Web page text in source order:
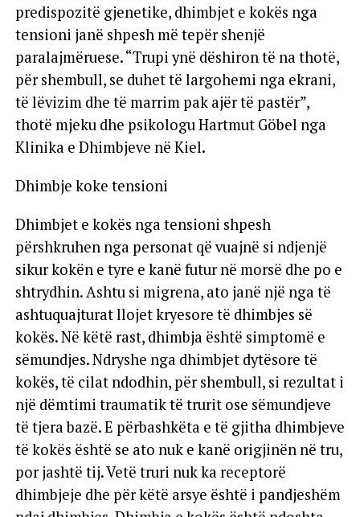
predispozitë gjenetike, dhimbjet e kokës nga
tensioni janë shpesh më tepër shenjë
paralajmëruese. “Trupi ynë dëshiron të na thotë,
për shembull, se duhet të largohemi nga ekrani,
të lëvizim dhe të marrim pak ajër të pastër”,
thotë mjeku dhe psikologu Hartmut Göbel nga
Klinika e Dhimbjeve në Kiel.
Dhimbje koke tensioni
Dhimbjet e kokës nga tensioni shpesh
përshkruhen nga personat që vuajnë si ndjenjë
sikur kokën e tyre e kanë futur në morsë dhe po e
shtrydhin. Ashtu si migrena, ato janë një nga të
ashtuquajturat llojet kryesore të dhimbjes së
kokës. Në këtë rast, dhimbja është simptomë e
sëmundjes. Ndryshe nga dhimbjet dytësore të
kokës, të cilat ndodhin, për shembull, si rezultat i
një dëmtimi traumatik të trurit ose sëmundjeve
të tjera bazë. E përbashkëta e të gjitha dhimbjeve
të kokës është se ato nuk e kanë origjinën në tru,
por jashtë tij. Vetë truri nuk ka receptorë
dhimbjeje dhe për këtë arsye është i pandjeshëm